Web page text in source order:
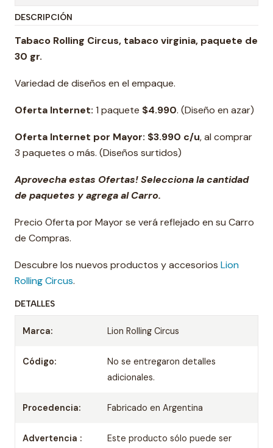
DESCRIPCIÓN
Tabaco Rolling Circus, tabaco virginia, paquete de
30 gr.
Variedad de diseños en el empaque.
Oferta Internet: 1 paquete $4.990. (Diseño en azar)
Oferta Internet por Mayor: $3.990 c/u, al comprar
3 paquetes o más. (Diseños surtidos)
Aprovecha estas Ofertas! Selecciona la cantidad
de paquetes y agrega al Carro.
Precio Oferta por Mayor se verá reflejado en su Carro
de Compras.
Descubre los nuevos productos y accesorios Lion
Rolling Circus.
DETALLES
Marca: Lion Rolling Circus
Código:
No se entregaron detalles
adicionales.
Procedencia: Fabricado en Argentina
Advertencia :
Este producto sólo puede ser